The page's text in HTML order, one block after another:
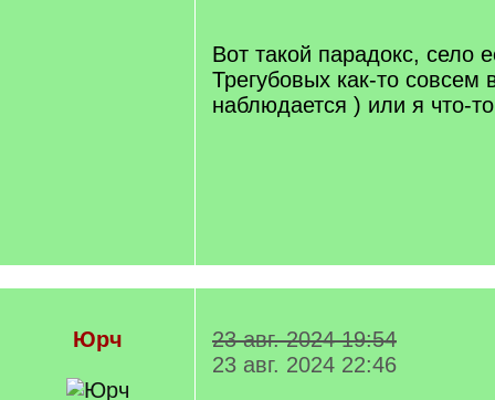
Вот такой парадокс, село
Трегубовых как-то совсем
наблюдается ) или я что-
Юрч
23 авг. 2024 19:54
23 авг. 2024 22:46